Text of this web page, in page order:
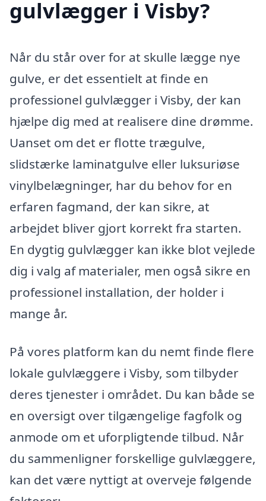
gulvlægger i Visby?
Når du står over for at skulle lægge nye
gulve, er det essentielt at finde en
professionel gulvlægger i Visby, der kan
hjælpe dig med at realisere dine drømme.
Uanset om det er flotte trægulve,
slidstærke laminatgulve eller luksuriøse
vinylbelægninger, har du behov for en
erfaren fagmand, der kan sikre, at
arbejdet bliver gjort korrekt fra starten.
En dygtig gulvlægger kan ikke blot vejlede
dig i valg af materialer, men også sikre en
professionel installation, der holder i
mange år.
På vores platform kan du nemt finde flere
lokale gulvlæggere i Visby, som tilbyder
deres tjenester i området. Du kan både se
en oversigt over tilgængelige fagfolk og
anmode om et uforpligtende tilbud. Når
du sammenligner forskellige gulvlæggere,
kan det være nyttigt at overveje følgende